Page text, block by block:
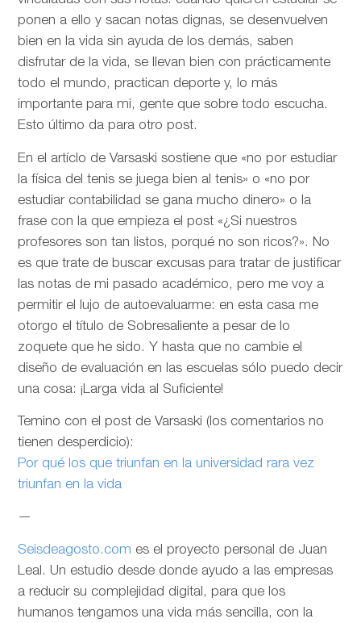
ponen a ello y sacan notas dignas, se desenvuelven
bien en la vida sin ayuda de los demás, saben
disfrutar de la vida, se llevan bien con prácticamente
todo el mundo, practican deporte y, lo más
importante para mi, gente que sobre todo escucha.
Esto último da para otro post.
En el artíclo deVarsaski sostiene que «no por estudiar
la física del tenis se juega bien al tenis» o «no por
estudiar contabilidad se gana mucho dinero» o la
frase con la que empieza el post «¿Si nuestros
profesores son tan listos, porqué no son ricos?». No
es que trate de buscar excusas para tratar de justificar
las notas de mi pasado académico, pero me voy a
permitir el lujo de autoevaluarme: en esta casa me
otorgo el título de Sobresaliente a pesar de lo
zoquete que he sido. Y hasta que no cambie el
diseño de evaluación en las escuelas sólo puedo decir
una cosa: ¡Larga vida al Suficiente!
Temino con el post de Varsaski (los comentarios no
tienen desperdicio):
Por qué los que triunfan en la universidad rara vez
triunfan en la vida
—
Seisdeagosto.com es el proyecto personal de Juan
Leal. Un estudio desde donde ayudo a las empresas
a reducir su complejidad digital, para que los
humanos tengamos una vida más sencilla, con la